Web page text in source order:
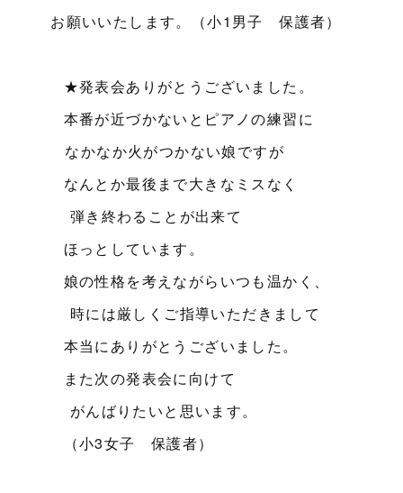
お願いいたします。（小1男子 保護者）
★発表会ありがとうございました。
本番が近づかないとピアノの練習に
なかなか火がつかない娘ですが
なんとか最後まで大きなミスなく
弾き終わることが出来て
ほっとしています。
娘の性格を考えながらいつも温かく、
時には厳しくご指導いただきまして
本当にありがとうございました。
また次の発表会に向けて
がんばりたいと思います。
（小3女子 保護者）